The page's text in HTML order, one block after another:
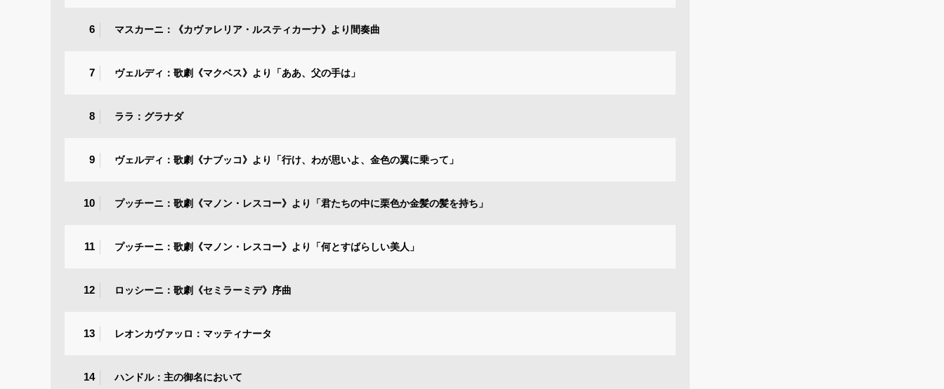
6 マスカーニ：《カヴァレリア・ルスティカーナ》より間奏曲
7 ヴェルディ：歌劇《マクベス》より「ああ、父の手は」
8 ララ：グラナダ
9 ヴェルディ：歌劇《ナブッコ》より「行け、わが思いよ、金色の翼に乗って」
10 プッチーニ：歌劇《マノン・レスコー》より「君たちの中に栗色か金髪の髪を持ち」
11 プッチーニ：歌劇《マノン・レスコー》より「何とすばらしい美人」
12 ロッシーニ：歌劇《セミラーミデ》序曲
13 レオンカヴァッロ：マッティナータ
14 ハンドル：主の御名において